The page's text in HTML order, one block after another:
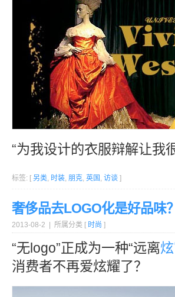
“为我设计的衣服辩解让
标签: [ 另类, 时装, 朋克, 英国 , 访谈 ]
奢侈品去LOGO化是好品味？
2013-08-2 | 所属分类 [ 时尚 ]
“无logo”正成为一种“远离
消费者不再爱炫耀了？